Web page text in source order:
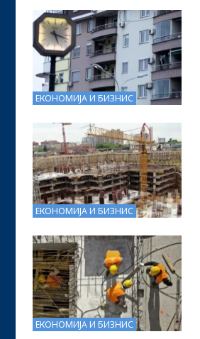
ЕКОНОМИЈА И БИЗНИС
ЕКОНОМИЈА И БИЗНИС
ЕКОНОМИЈА И БИЗНИС